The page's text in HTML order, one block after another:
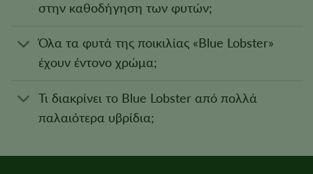
στην καθοδήγηση των φυτών;
Όλα τα φυτά της ποικιλίας «Blue Lobster»
έχουν έντονο χρώμα;
Τι διακρίνει το Blue Lobster από πολλά
παλαιότερα υβρίδια;